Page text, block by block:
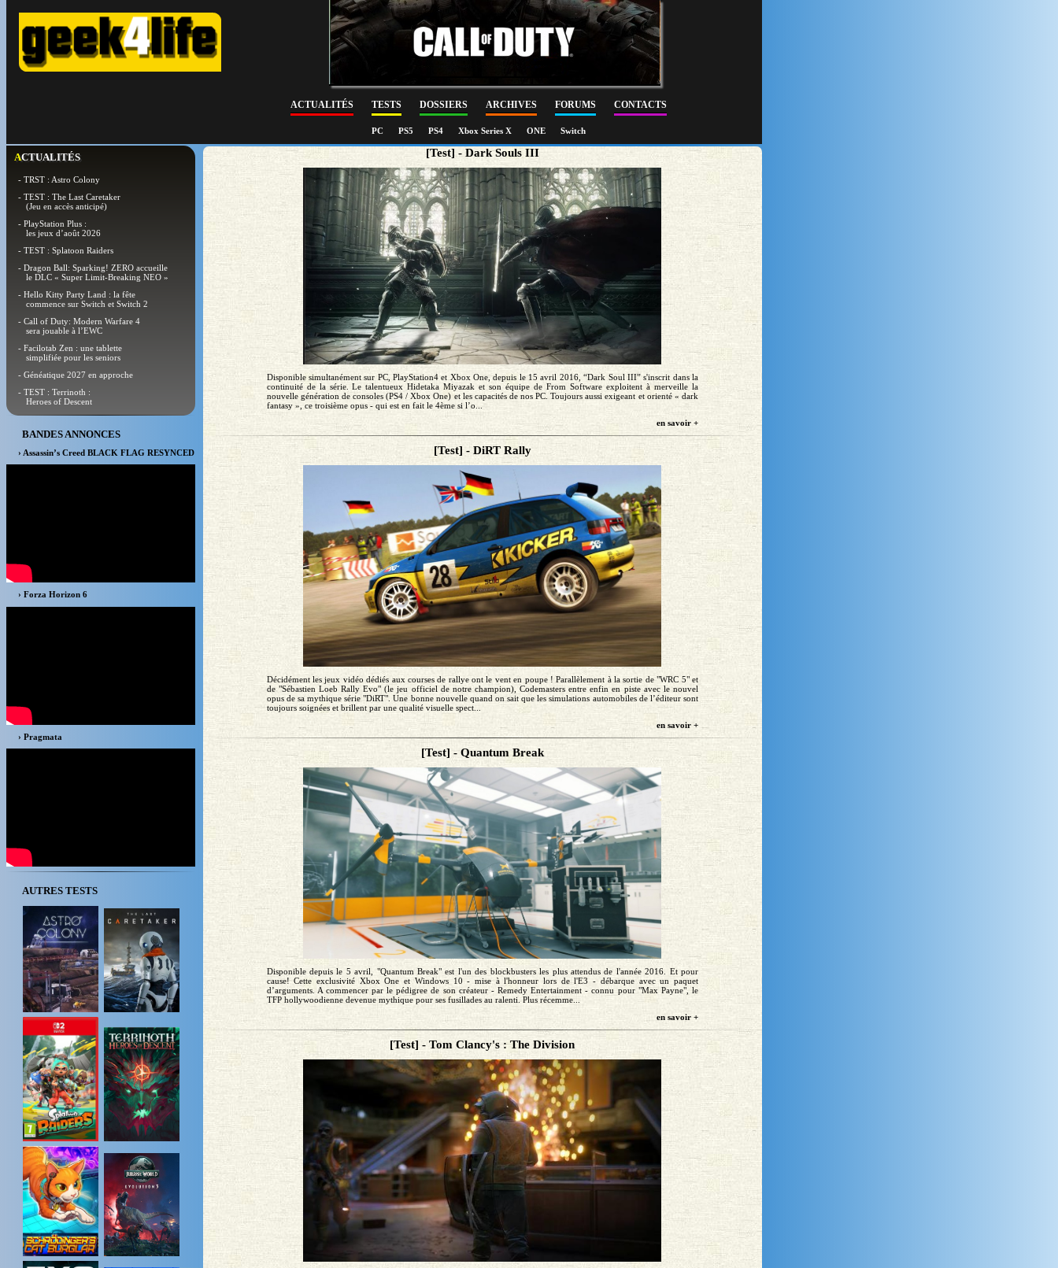
ACTUALITÉS TESTS DOSSIERS ARCHIVES FORUMS CONTACTS
PC PS5 PS4 Xbox Series X ONE Switch
ACTUALITÉS
- TRST : Astro Colony
- TEST : The Last Caretaker
(Jeu en accès anticipé)
- PlayStation Plus :
les jeux d’août 2026
- TEST : Splatoon Raiders
- Dragon Ball: Sparking! ZERO accueille
le DLC « Super Limit-Breaking NEO »
- Hello Kitty Party Land : la fête
commence sur Switch et Switch 2
- Call of Duty: Modern Warfare 4
sera jouable à l’EWC
- Facilotab Zen : une tablette
simplifiée pour les seniors
- Généatique 2027 en approche
- TEST : Terrinoth :
Heroes of Descent
BANDES ANNONCES
› Assassin’s Creed BLACK FLAG RESYNCED
› Forza Horizon 6
› Pragmata
AUTRES TESTS
[Test] - Dark Souls III
Disponible simultanément sur PC, PlayStation4 et Xbox One, depuis le 15 avril 2016, “Dark Soul III” s'inscrit dans la
continuité de la série. Le talentueux Hidetaka Miyazak et son équipe de From Software exploitent à merveille la
nouvelle génération de consoles (PS4 / Xbox One) et les capacités de nos PC. Toujours aussi exigeant et orienté « dark
fantasy », ce troisième opus - qui est en fait le 4ème si l’o...
en savoir +
[Test] - DiRT Rally
Décidément les jeux vidéo dédiés aux courses de rallye ont le vent en poupe ! Parallèlement à la sortie de "WRC 5" et
de "Sébastien Loeb Rally Evo" (le jeu officiel de notre champion), Codemasters entre enfin en piste avec le nouvel
opus de sa mythique série "DiRT". Une bonne nouvelle quand on sait que les simulations automobiles de l’éditeur sont
toujours soignées et brillent par une qualité visuelle spect...
en savoir +
[Test] - Quantum Break
Disponible depuis le 5 avril, "Quantum Break" est l'un des blockbusters les plus attendus de l'année 2016. Et pour
cause! Cette exclusivité Xbox One et Windows 10 - mise à l'honneur lors de l'E3 - débarque avec un paquet
d’arguments. A commencer par le pédigree de son créateur - Remedy Entertainment - connu pour "Max Payne", le
TFP hollywoodienne devenue mythique pour ses fusillades au ralenti. Plus récemme...
en savoir +
[Test] - Tom Clancy's : The Division